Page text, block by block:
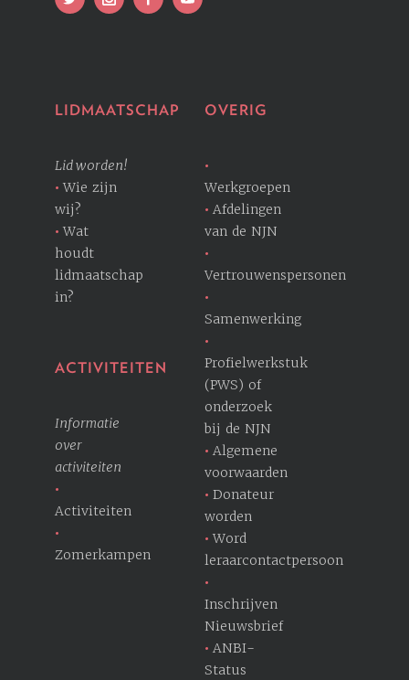
LIDMAATSCHAP
Lid worden!
Wie zijn
wij?
Wat
houdt
lidmaatschap
in?
ACTIVITEITEN
Informatie
over
activiteiten
Activiteiten
Zomerkampen
OVERIG
Werkgroepen
Afdelingen
van de NJN
Vertrouwenspersonen
Samenwerking
Profielwerkstuk
(PWS) of
onderzoek
bij de NJN
Algemene
voorwaarden
Donateur
worden
Word
leraarcontactpersoon
Inschrijven
Nieuwsbrief
ANBI-
Status